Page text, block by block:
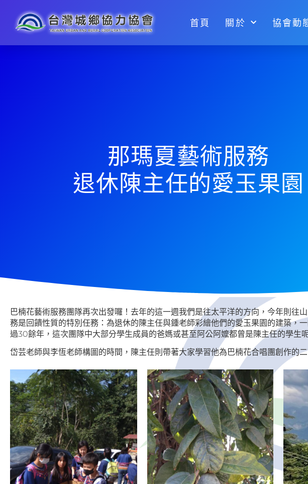
首頁 關於 協會動
那瑪夏藝術服務
退休陳主任的愛玉果園
巴楠花藝術服務團隊再次出發囉！去年的這一週我們是往太平洋的方向，今年則
務是回饋性質的特別任務：為退休的陳主任與鍾老師彩繪他們的愛玉果園的建築
過30餘年，這次團隊中大部分學生成員的爸媽或甚至阿公阿嬤都曾是陳主任的學生呢
岱芸老師與李恆老師構圖的時間，陳主任則帶著大家學習他為巴楠花合唱團創作的